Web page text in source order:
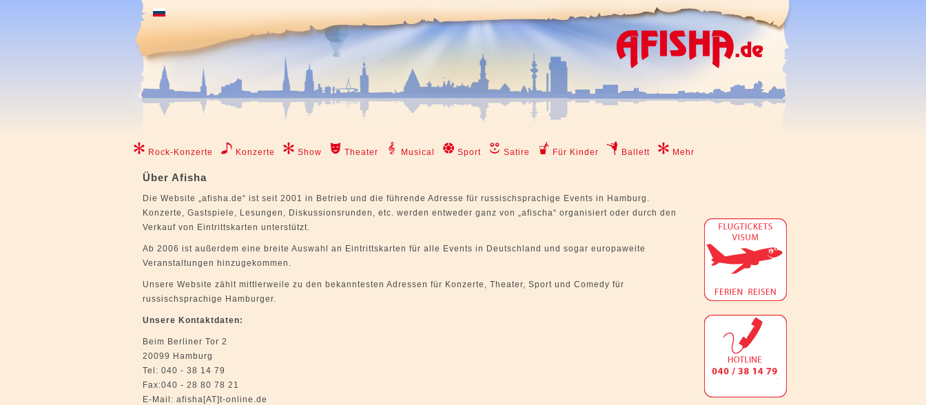
Rock-Konzerte Konzerte Show Theater Musical Sport Satire Für Kinder Ballett Mehr
Über Afisha
Die Website „afisha.de“ ist seit 2001 in Betrieb und die führende Adresse für russischsprachige Events in Hamburg.
Konzerte, Gastspiele, Lesungen, Diskussionsrunden, etc. werden entweder ganz von „afischa“ organisiert oder durch den
Verkauf von Eintrittskarten unterstützt.
Ab 2006 ist außerdem eine breite Auswahl an Eintrittskarten für alle Events in Deutschland und sogar europaweite
Veranstaltungen hinzugekommen.
Unsere Website zählt mittlerweile zu den bekanntesten Adressen für Konzerte, Theater, Sport und Comedy für
russischsprachige Hamburger.
Unsere Kontaktdaten:
Beim Berliner Tor 2
20099 Hamburg
Tel: 040 - 38 14 79
Fax:040 - 28 80 78 21
E-Mail: afisha[AT]t-online.de